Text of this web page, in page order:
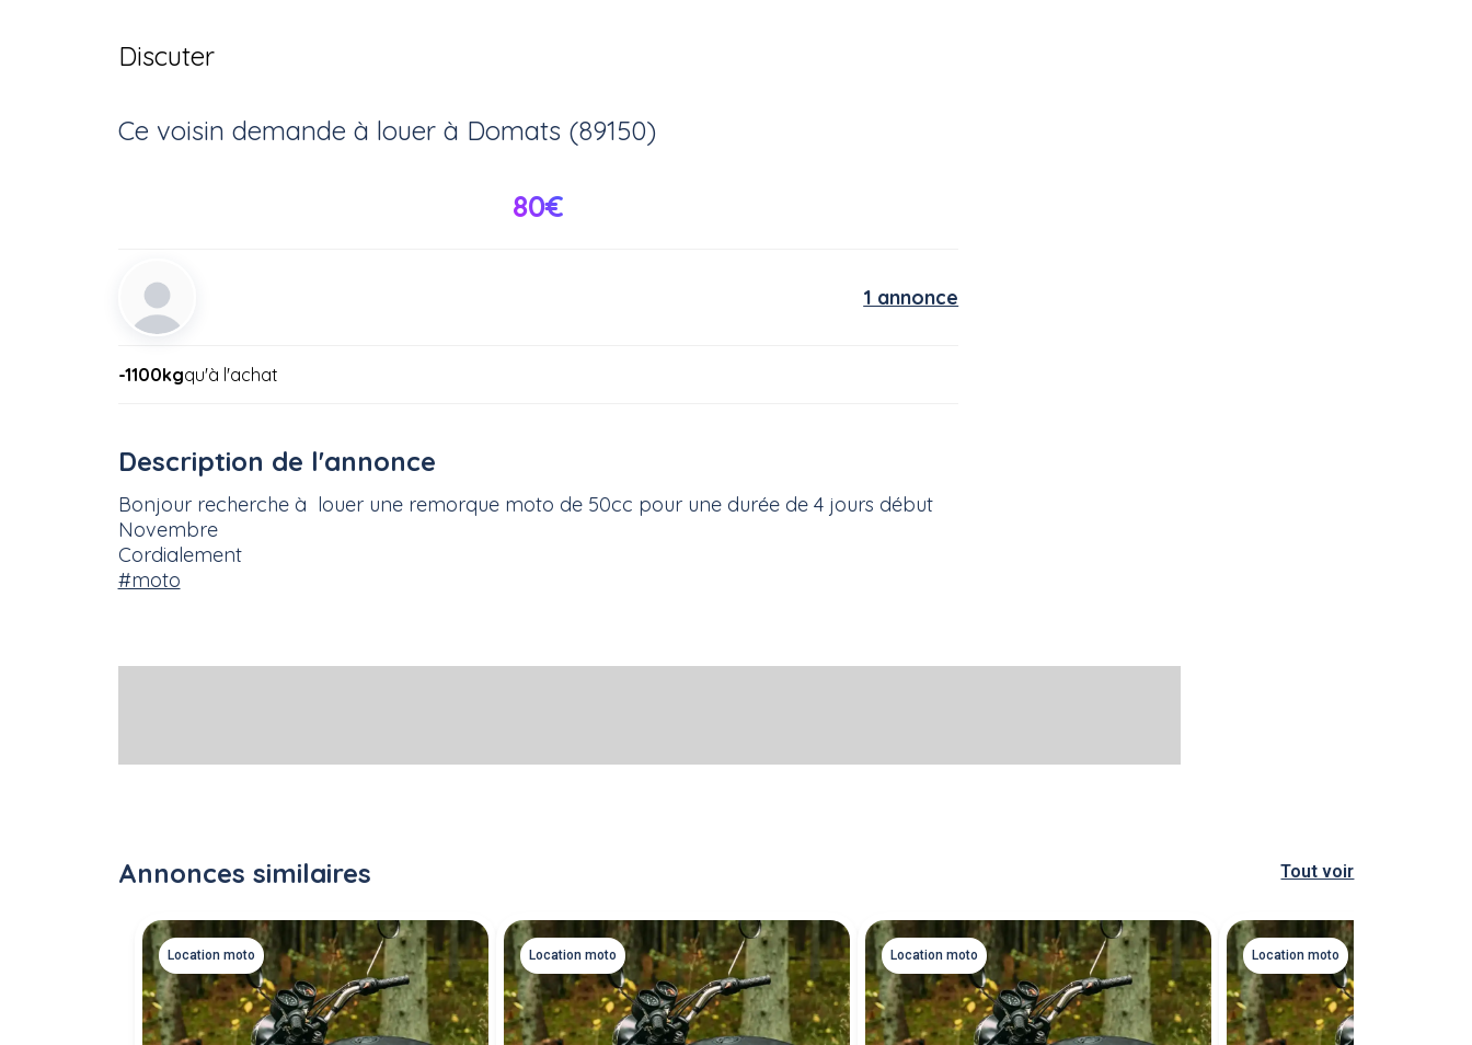
Discuter
Ce voisin demande à louerà Domats (89150)
80€
1 annonce
-1100kgqu'à l'achat
Description de l'annonce
Bonjour recherche à louer une remorque moto de 50cc pour une durée de 4 jours début
Novembre
Cordialement
#moto
Annonces similaires Tout voir
Location moto Location moto Location moto Location moto